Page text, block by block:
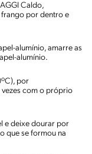
Caldo,
frango por dentro e
alumínio, amarre as
alumínio.
por
vezes com o próprio
e deixe dourar por
que se formou na